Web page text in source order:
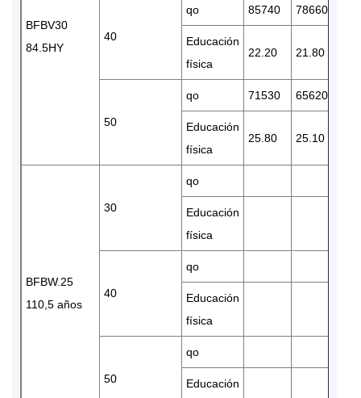
BFBV30
84.5HY
40
qo 85740 78660
Educación
física
22.20 21.80
50
qo 71530 65620
Educación
física
25.80 25.10
BFBW.25
110,5 años
30
qo
Educación
física
40
qo
Educación
física
50
qo
Educación